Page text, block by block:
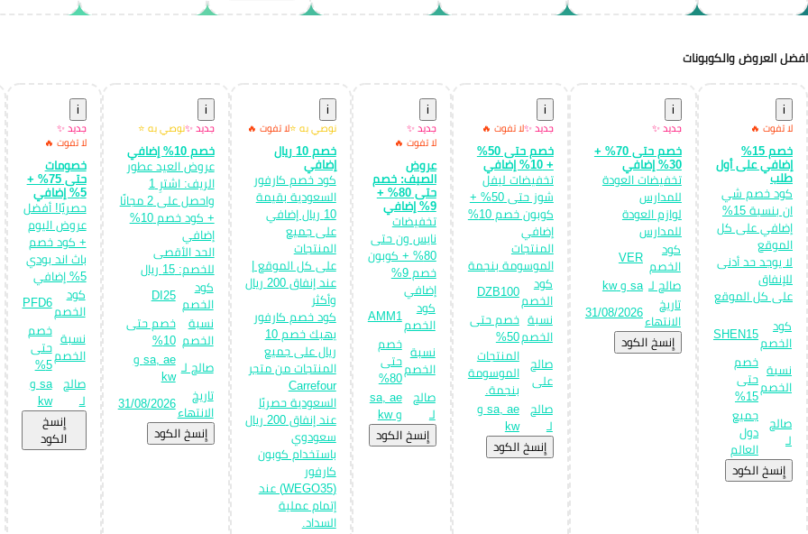
افضل العروض والكوبونات
i
لا تفوت 🔥
خصم 15%
إضافي على أول
طلب
كود خصم شي
ان بنسبة 15%
إضافي على كل
الموقع
لا يوجد حد أدنى
للإنفاق
على كل الموقع
كود
الخصمSHEN15
نسبة
الخصم
خصم
حتى
15%
صالح
لـ
جميع
دول
العالم
إِنسخ الكود
i
جديد ✨
خصم حتى 70% +
30% إضافي
تخفيضات العودة
للمدارس
لوازم العودة
للمدارس
كود
الخصم VER
صالح لـ sa و kw
تاريخ
الانتهاء31/08/2026
إِنسخ الكود
i
جديد ✨لا تفوت 🔥
خصم حتى 50%
+ 10% إضافي
تخفيضات ليفل
شوز حتى 50% +
كوبون خصم 10%
إضافي
المنتجات
الموسومة بنجمة
كود
الخصمDZB100
نسبة
الخصم
خصم حتى
50%
صالح
على
المنتجات
الموسومة
بنجمة.
صالح
لـ
sa, ae و
kw
إِنسخ الكود
i
جديد ✨
لا تفوت 🔥
عروض
الصيف: خصم
حتى 80% +
9% إضافي
تخفيضات
نايس ون حتى
80% + كوبون
خصم 9%
إضافي
كود
الخصمAMM1
نسبة
الخصم
خصم
حتى
80%
صالح
لـ
sa, ae
و kw
إِنسخ الكود
i
نوصي به ⭐لا تفوت 🔥
خصم 10 ريال
إضافي
كود خصم كارفور
السعودية بقيمة
10 ريال إضافي
على جميع
المنتجات
على كل الموقع |
عند إنفاق 200 ريال
وأكثر
كود خصم كارفور
يهبك خصم 10
ريال على جميع
المنتجات من متجر
Carrefour
السعودية حصريًا
عند إنفاق 200 ريال
سعودوي
باستخدام كوبون
كارفور
(WEGO35) عند
إتمام عملية
السداد.
i
جديد ✨نوصي به ⭐
خصم 10% إضافي
عروض العيد عطور
الريف: اشترِ 1
واحصل على 2 مجانًا
+ كود خصم 10%
إضافي
الحد الأقصى
للخصم: 15 ريال
كود
الخصم DI25
نسبة
الخصم
خصم حتى
10%
صالح لـ
sa, ae و
kw
تاريخ
الانتهاء31/08/2026
إِنسخ الكود
i
جديد ✨
لا تفوت 🔥
خصومات
حتى 75% +
5% إضافي
حصريًا! أفضل
عروض اليوم
+ كود خصم
باث اند بودي
5% إضافي
كود
الخصمPFD6
نسبة
الخصم
خصم
حتى
5%
صالح
لـ
sa و
kw
إِنسخ
الكود